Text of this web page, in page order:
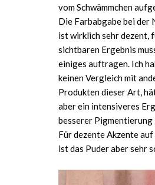
vom Schwämmchen
Die Farbabgabe bei der
ist wirklich sehr dezent,
sichtbaren Ergebnis
einiges auftragen. Ich
keinen Vergleich mit
Produkten dieser Art,
aber ein intensiveres
besserer Pigmentierung
Für dezente Akzente auf
ist das Puder aber sehr